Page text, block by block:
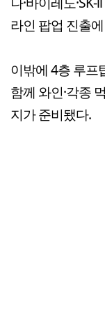
라인 팝업 진출
이밖에 4층 루프
함께 와인·각종
지가 준비됐다.